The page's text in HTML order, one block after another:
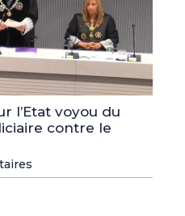
l’Etat voyou du
contre le